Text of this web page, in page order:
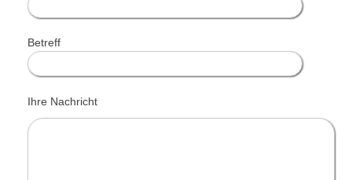
Betreff
Ihre Nachricht